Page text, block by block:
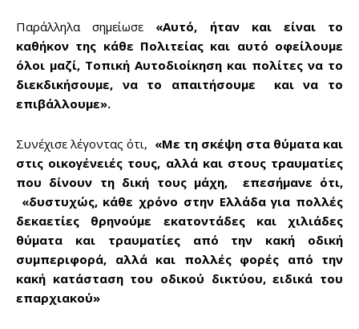
Don't miss
out!
Sing up for our newsletter
to stay in the loop.
SUBSCRIBE
Παράλληλα σημείωσε «Αυτό, ήταν και είναι το
καθήκον της κάθε Πολιτείας και αυτό οφείλουμε
όλοι μαζί, Τοπική Αυτοδιοίκηση και πολίτες να το
διεκδικήσουμε, να το απαιτήσουμε και να το
επιβάλλουμε».
Συνέχισε λέγοντας ότι, «Με τη σκέψη στα θύματα και
στις οικογένειές τους, αλλά και στους τραυματίες
που δίνουν τη δική τους μάχη, επεσήμανε ότι,
«δυστυχώς, κάθε χρόνο στην Ελλάδα για πολλές
δεκαετίες θρηνούμε εκατοντάδες και χιλιάδες
θύματα και τραυματίες από την κακή οδική
συμπεριφορά, αλλά και πολλές φορές από την
κακή κατάσταση του οδικού δικτύου, ειδικά του
επαρχιακού»